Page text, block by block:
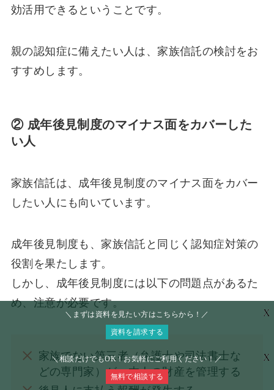
効活用できるということです。
親の認知症に備えたい人は、家族信託の検討をお
すすめします。
② 成年後見制度のマイナス面をカバーした
い人
家族信託は、成年後見制度のマイナス面をカバー
したい人にも向いています。
成年後見制度も、家族信託と同じく認知症対策の
役割を果たします。
しかし、成年後見制度には以下の問題点があるた
め、注意が必要です。
家族でない第三者（弁護士や司法書士な
どの専門家）が、本人の財産を管理する
＼相談だけでもOK！お気軽にご利用ください！／
無料で相談する
X
＼まずは資料を見たい方はこちらから！／
資料を請求する
X